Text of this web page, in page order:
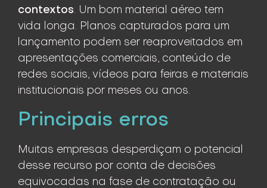
contextos. Um bom material aéreo tem
vida longa. Planos capturados para um
lançamento podem ser reaproveitados em
apresentações comerciais, conteúdo de
redes sociais, vídeos para feiras e materiais
institucionais por meses ou anos.
Principais erros
Muitas empresas desperdiçam o potencial
desse recurso por conta de decisões
equivocadas na fase de contratação ou